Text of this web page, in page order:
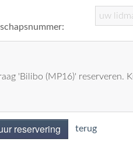
reservering terug